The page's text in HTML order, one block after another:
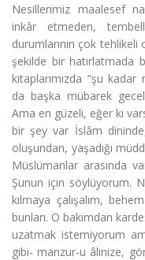
Nesillerimiz maalesef
inkâr etmeden,
durumlarının çok
şekilde bir hatırlatmada
kitaplarımızda “şu kadar
da başka mübarek
Ama en güzeli, eğer ki
bir şey var İslâm
oluşundan, yaşadığı
Müslümanlar arasında
Şunun için söylüyorum.
kılmaya çalışalım,
bunları. O bakımdan
uzatmak istemiyorum
gibi- manzur-u âlinize,